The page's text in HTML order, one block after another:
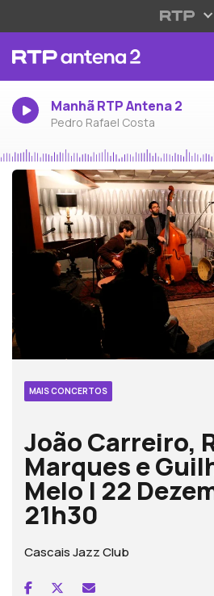
Manhã RTP Antena 2
Pedro Rafael Costa
MAIS CONCERTOS
João Carreiro,
Marques e
Melo | 22
21h30
Cascais Jazz Club